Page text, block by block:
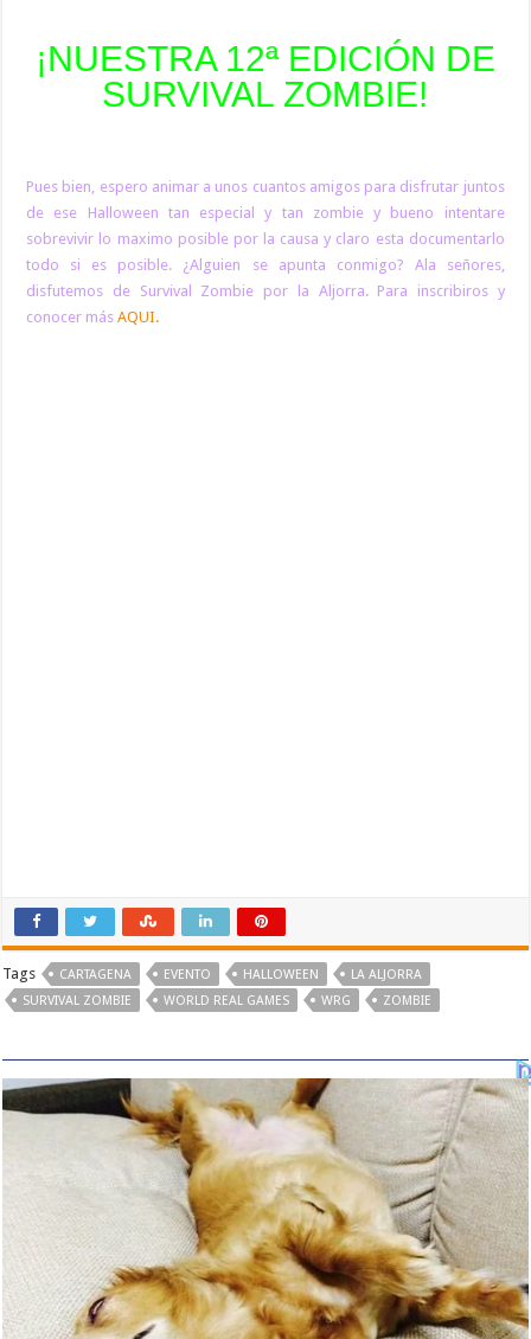
¡NUESTRA 12ª EDICIÓN DE
SURVIVAL ZOMBIE!
Pues bien, espero animar a unos cuantos amigos para disfrutar juntos
de ese Halloween tan especial y tan zombie y bueno intentare
sobrevivir lo maximo posible por la causa y claro esta documentarlo
todo si es posible. ¿Alguien se apunta conmigo? Ala señores,
disfutemos de Survival Zombie por la Aljorra. Para inscribiros y
conocer másAQUI.
Tags CARTAGENA EVENTO HALLOWEEN
LA ALJORRA
SURVIVAL ZOMBIE
WORLD REAL GAMES WRG ZOMBIE